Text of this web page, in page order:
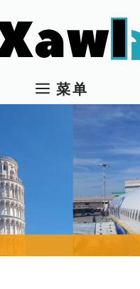
菜单